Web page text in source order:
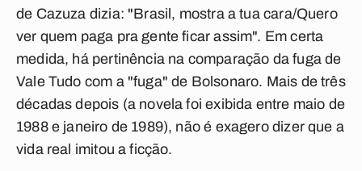
de Cazuza dizia: "Brasil, mostra a tua cara/Quero
ver quem paga pra gente ficar assim". Em certa
medida, há pertinência na comparação da fuga de
Vale Tudo com a "fuga" de Bolsonaro. Mais de três
décadas depois (a novela foi exibida entre maio de
1988 e janeiro de 1989), não é exagero dizer que a
vida real imitou a ficção.